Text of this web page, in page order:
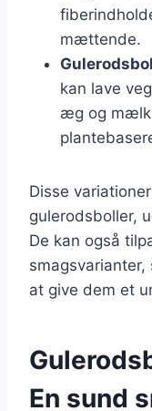
mættende.
kan lave
æg og mælk
Disse
gulerodsboller,
De kan også
at give dem et
En sund